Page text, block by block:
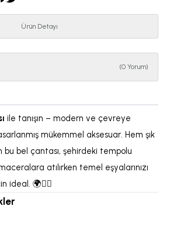
Ürün Detayı
(0 Yorum)
ile tanışın – modern ve çevreye
mükemmel aksesuar. Hem şık
bu bel çantası, şehirdeki tempolu
atılırken temel eşyalarınızı
ideal. 🌍🚶‍♀️